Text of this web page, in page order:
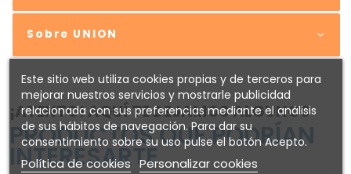
Sobre UNION
¡ATENTO! AQUÍ TE DEJAMOS ALGUNOS
PRODUCTOS QUE PODRÍAN
INTERESARTE
Este sitio web utiliza cookies propias y de terceros para
mejorar nuestros servicios y mostrarle publicidad
relacionada con sus preferencias mediante el análisis
de sus hábitos de navegación. Para dar su
consentimiento sobre su uso pulse el botón Acepto.
Política de cookies Personalizar cookies